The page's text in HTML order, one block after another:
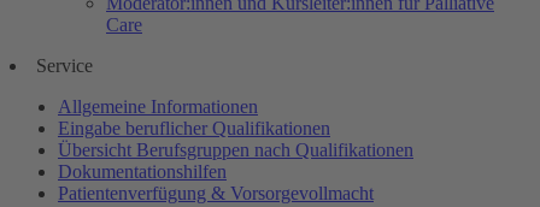
Care
Service
Allgemeine Informationen
Eingabe beruflicher Qualifikationen
Übersicht Berufsgruppen nach Qualifikationen
Dokumentationshilfen
Patientenverfügung & Vorsorgevollmacht